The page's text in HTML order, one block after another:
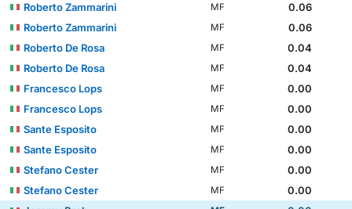
Roberto Zammarini
MF
0.06
Roberto Zammarini
MF
0.06
Roberto De Rosa
MF
0.04
Roberto De Rosa
MF
0.04
Francesco Lops
MF
0.00
Francesco Lops
MF
0.00
Sante Esposito
MF
0.00
Sante Esposito
MF
0.00
Stefano Cester
MF
0.00
Stefano Cester
MF
0.00